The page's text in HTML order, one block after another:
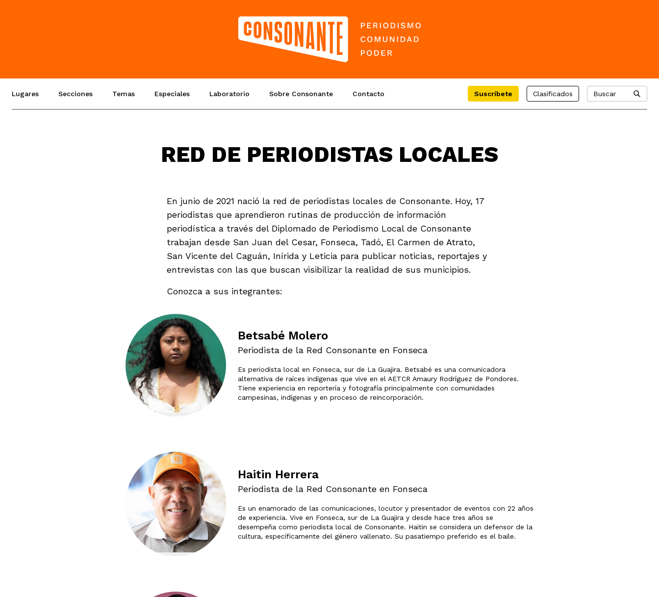
Lugares Secciones Temas Especiales Laboratorio Sobre Consonante Contacto Suscríbete Clasificados Buscar
RED DE PERIODISTAS LOCALES
En junio de 2021 nació la red de periodistas locales de Consonante. Hoy, 17
periodistas que aprendieron rutinas de producción de información
periodística a través del Diplomado de Periodismo Local de Consonante
trabajan desde San Juan del Cesar, Fonseca, Tadó, El Carmen de Atrato,
San Vicente del Caguán, Inírida y Leticia para publicar noticias, reportajes y
entrevistas con las que buscan visibilizar la realidad de sus municipios.
Conozca a sus integrantes:
Betsabé Molero
Periodista de la Red Consonante en Fonseca
Es periodista local en Fonseca, sur de La Guajira. Betsabé es una comunicadora
alternativa de raíces indígenas que vive en el AETCR Amaury Rodríguez de Pondores.
Tiene experiencia en reportería y fotografía principalmente con comunidades
campesinas, indígenas y en proceso de reincorporación.
Haitin Herrera
Periodista de la Red Consonante en Fonseca
Es un enamorado de las comunicaciones, locutor y presentador de eventos con 22 años
de experiencia. Vive en Fonseca, sur de La Guajira y desde hace tres años se
desempeña como periodista local de Consonante. Haitin se considera un defensor de la
cultura, específicamente del género vallenato. Su pasatiempo preferido es el baile.